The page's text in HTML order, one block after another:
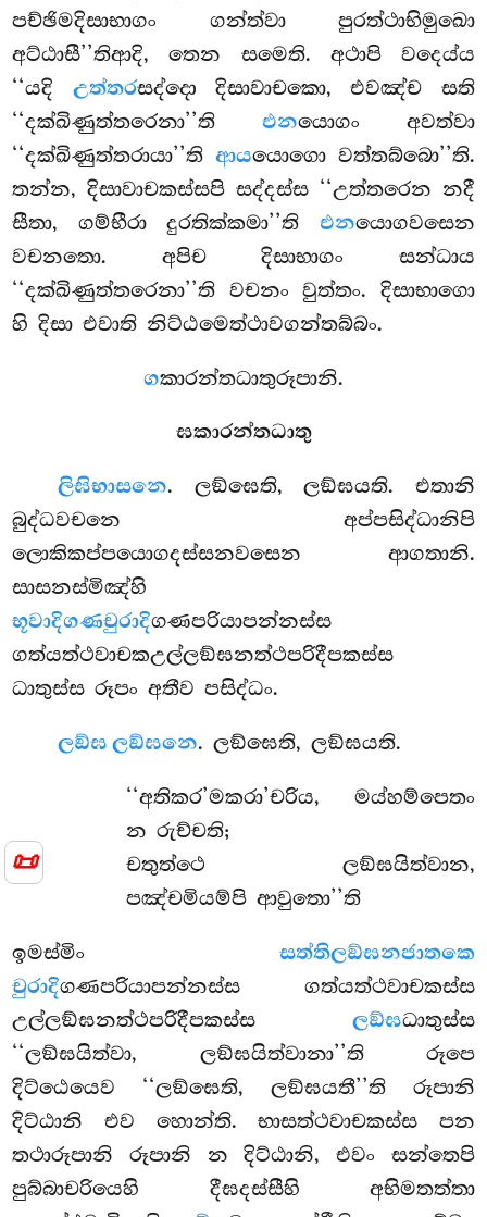
📜
පච්ඡිමදිසාභාගං ගන්ත්වා පුරත්ථාභිමුඛො
අට්ඨාසී’’තිආදි, තෙන සමෙති. අථාපි වදෙය්ය
‘‘යදි උත්තරසද්දො දිසාවාචකො, එවඤ්ච සති
‘‘දක්ඛිණුත්තරෙනා’’ති එනයොගං අවත්වා
‘‘දක්ඛිණුත්තරායා’’ති ආයයොගො වත්තබ්බො’’ති.
තන්න, දිසාවාචකස්සපි සද්දස්ස ‘‘උත්තරෙන නදී
සීතා, ගම්භීරා දුරතික්කමා’’ති එනයොගවසෙන
වචනතො. අපිච දිසාභාගං සන්ධාය
‘‘දක්ඛිණුත්තරෙනා’’ති වචනං වුත්තං. දිසාභාගො
හි දිසා එවාති නිට්ඨමෙත්ථාවගන්තබ්බං.
ගකාරන්තධාතුරූපානි.
ඝකාරන්තධාතු
ලිඝිභාසනෙ. ලඞ්ඝෙති, ලඞ්ඝයති. එතානි
බුද්ධවචනෙ අප්පසිද්ධානිපි
ලොකිකප්පයොගදස්සනවසෙන ආගතානි.
සාසනස්මිඤ්හි
භූවාදිගණචුරාදිගණපරියාපන්නස්ස
ගත්යත්ථවාචකඋල්ලඞ්ඝනත්ථපරිදීපකස්ස
ධාතුස්ස රූපං අතීව පසිද්ධං.
ලඞ්ඝ ලඞ්ඝනෙ. ලඞ්ඝෙති, ලඞ්ඝයති.
‘‘අතිකර’මකරා’චරිය, මය්හම්පෙතං
න රුච්චති;
චතුත්ථෙ ලඞ්ඝයිත්වාන,
පඤ්චමියම්පි ආවුතො’’ති
ඉමස්මිං සත්තිලඞ්ඝනජාතකෙ
චුරාදිගණපරියාපන්නස්ස ගත්යත්ථවාචකස්ස
උල්ලඞ්ඝනත්ථපරිදීපකස්ස ලඞ්ඝධාතුස්ස
‘‘ලඞ්ඝයිත්වා, ලඞ්ඝයිත්වානා’’ති රූපෙ
දිට්ඨෙයෙව ‘‘ලඞ්ඝෙති, ලඞ්ඝයතී’’ති රූපානි
දිට්ඨානි එව හොන්ති. භාසත්ථවාචකස්ස පන
තථාරූපානි රූපානි න දිට්ඨානි, එවං සන්තෙපි
පුබ්බාචරියෙහි දීඝදස්සීහි අභිමතත්තා